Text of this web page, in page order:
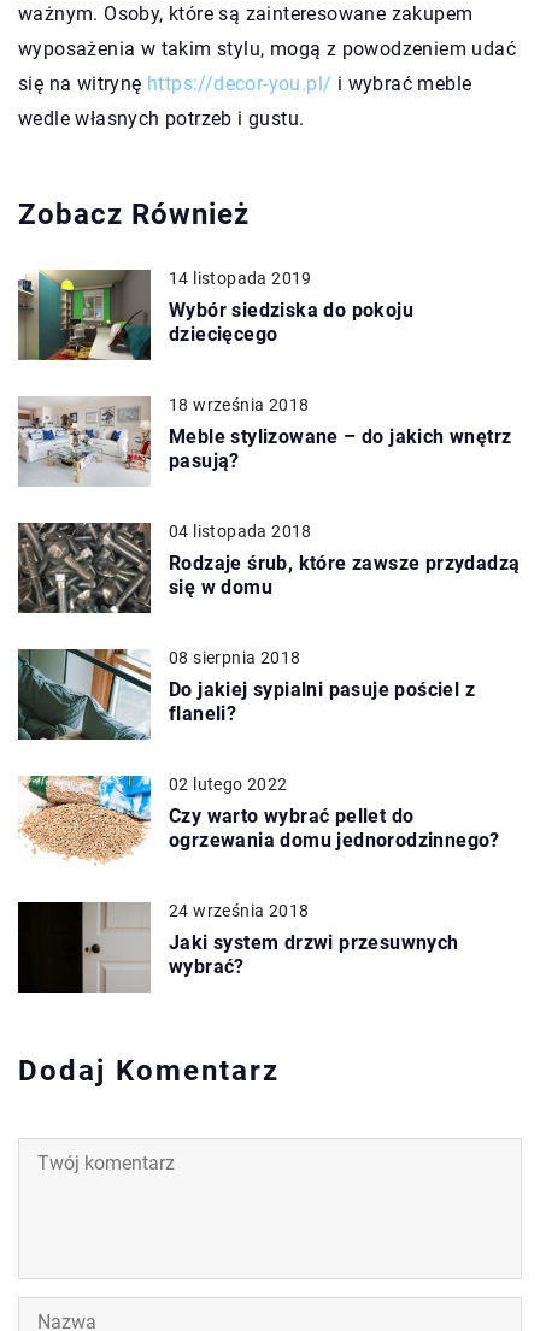
ważnym. Osoby, które są zainteresowane zakupem
wyposażenia w takim stylu, mogą z powodzeniem udać
się na witrynę https://decor-you.pl/ i wybrać meble
wedle własnych potrzeb i gustu.
Zobacz Również
14 listopada 2019
Wybór siedziska do pokoju
dziecięcego
18 września 2018
Meble stylizowane – do jakich wnętrz
pasują?
04 listopada 2018
Rodzaje śrub, które zawsze przydadzą
się w domu
08 sierpnia 2018
Do jakiej sypialni pasuje pościel z
flaneli?
02 lutego 2022
Czy warto wybrać pellet do
ogrzewania domu jednorodzinnego?
24 września 2018
Jaki system drzwi przesuwnych
wybrać?
Dodaj Komentarz